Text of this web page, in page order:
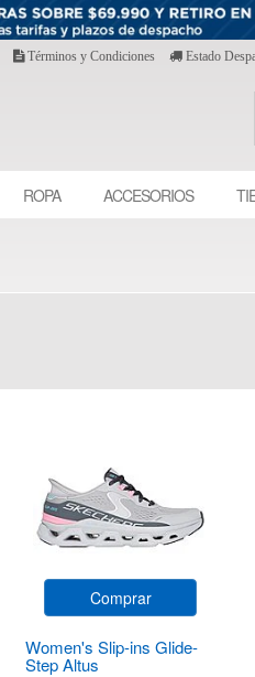
Términos y Condiciones Estado
ROPA ACCESORIOS
Comprar
Women's Slip-ins Glide-
Step Altus